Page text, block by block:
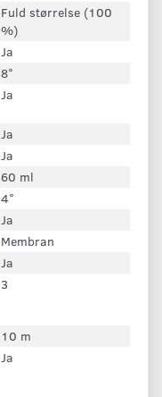
Fuld størrelse (100
%)
Ja
8°
Ja
Ja
Ja
60 ml
4°
Ja
Membran
Ja
3
10 m
Ja